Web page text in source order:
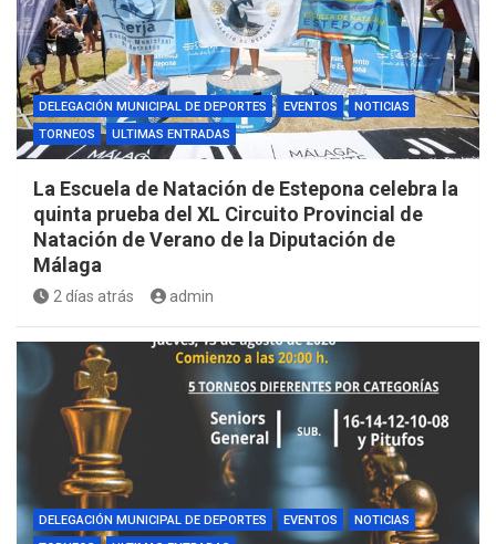
DELEGACIÓN MUNICIPAL DE DEPORTES EVENTOS
NOTICIAS
TORNEOS
ULTIMAS ENTRADAS
La Escuela de Natación de Estepona celebra la
quinta prueba del XL Circuito Provincial de
Natación de Verano de la Diputación de
Málaga
2 días atrás admin
DELEGACIÓN MUNICIPAL DE DEPORTES EVENTOS
NOTICIAS